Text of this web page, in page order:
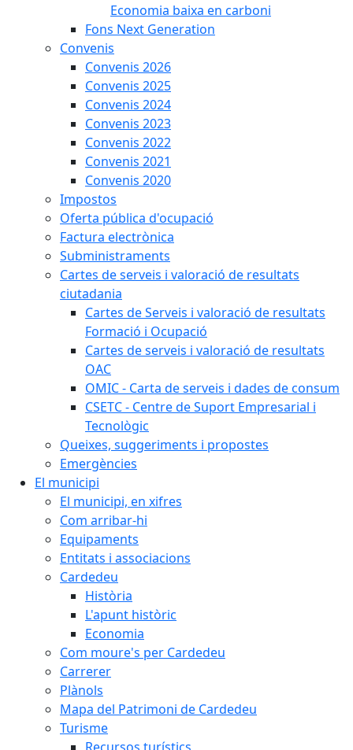
Economia baixa en carboni
Fons Next Generation
Convenis
Convenis 2026
Convenis 2025
Convenis 2024
Convenis 2023
Convenis 2022
Convenis 2021
Convenis 2020
Impostos
Oferta pública d'ocupació
Factura electrònica
Subministraments
Cartes de serveis i valoració de resultats
ciutadania
Cartes de Serveis i valoració de resultats
Formació i Ocupació
Cartes de serveis i valoració de resultats
OAC
OMIC - Carta de serveis i dades de consum
CSETC - Centre de Suport Empresarial i
Tecnològic
Queixes, suggeriments i propostes
Emergències
El municipi
El municipi, en xifres
Com arribar-hi
Equipaments
Entitats i associacions
Cardedeu
Història
L'apunt històric
Economia
Com moure's per Cardedeu
Carrerer
Plànols
Mapa del Patrimoni de Cardedeu
Turisme